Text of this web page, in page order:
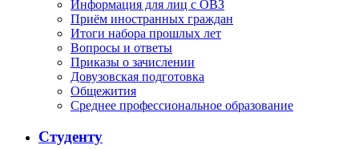
Информация для лиц с ОВЗ
Приём иностранных граждан
Итоги набора прошлых лет
Вопросы и ответы
Приказы о зачислении
Довузовская подготовка
Общежития
Среднее профессиональное образование
Студенту